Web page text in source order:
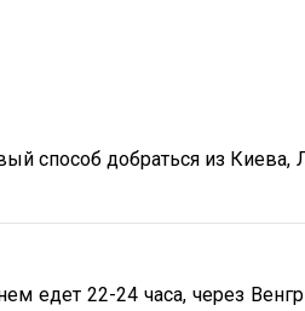
способ добраться из Киева,
едет 22-24 часа, через